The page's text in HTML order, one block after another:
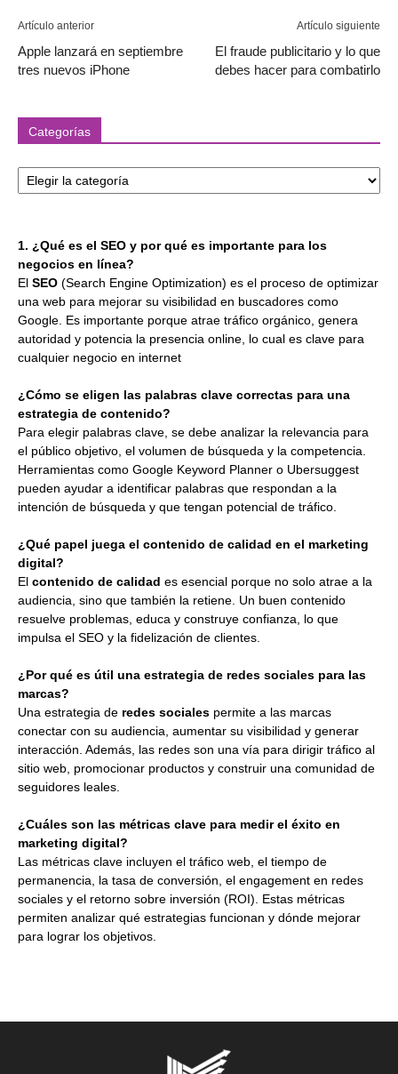
Artículo anterior
Apple lanzará en septiembre
tres nuevos iPhone
Artículo siguiente
El fraude publicitario y lo que
debes hacer para combatirlo
Categorías
1. ¿Qué es el SEO y por qué es importante para los
negocios en línea?
El SEO (Search Engine Optimization) es el proceso de optimizar
una web para mejorar su visibilidad en buscadores como
Google. Es importante porque atrae tráfico orgánico, genera
autoridad y potencia la presencia online, lo cual es clave para
cualquier negocio en internet
¿Cómo se eligen las palabras clave correctas para una
estrategia de contenido?
Para elegir palabras clave, se debe analizar la relevancia para
el público objetivo, el volumen de búsqueda y la competencia.
Herramientas como Google Keyword Planner o Ubersuggest
pueden ayudar a identificar palabras que respondan a la
intención de búsqueda y que tengan potencial de tráfico.
¿Qué papel juega el contenido de calidad en el marketing
digital?
El contenido de calidad es esencial porque no solo atrae a la
audiencia, sino que también la retiene. Un buen contenido
resuelve problemas, educa y construye confianza, lo que
impulsa el SEO y la fidelización de clientes.
¿Por qué es útil una estrategia de redes sociales para las
marcas?
Una estrategia de redes sociales permite a las marcas
conectar con su audiencia, aumentar su visibilidad y generar
interacción. Además, las redes son una vía para dirigir tráfico al
sitio web, promocionar productos y construir una comunidad de
seguidores leales.
¿Cuáles son las métricas clave para medir el éxito en
marketing digital?
Las métricas clave incluyen el tráfico web, el tiempo de
permanencia, la tasa de conversión, el engagement en redes
sociales y el retorno sobre inversión (ROI). Estas métricas
permiten analizar qué estrategias funcionan y dónde mejorar
para lograr los objetivos.